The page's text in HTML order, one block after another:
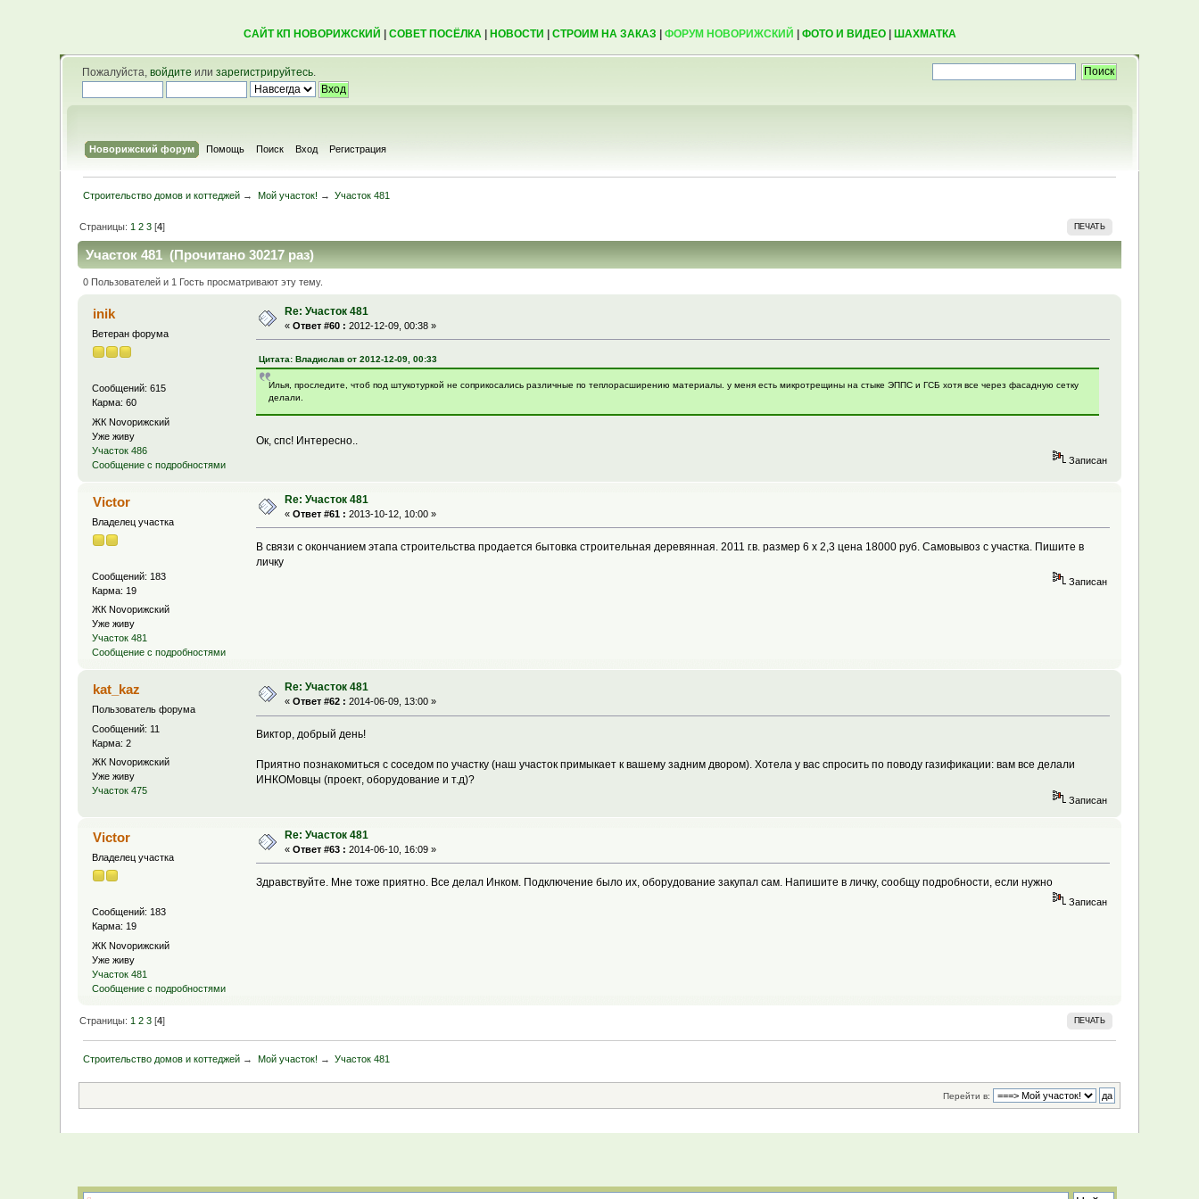
САЙТ КП НОВОРИЖСКИЙ СОВЕТ ПОСЁЛКА| НОВОСТИ СТРОИМ НА ЗАКАЗ ФОРУМ НОВОРИЖСКИЙ ФОТО И ВИДЕО| ШАХМАТКА
Пожалуйста,войдите илизарегистрируйтесь.
Новорижский форум Помощь Поиск Вход Регистрация
Строительство домов и коттеджей → Мой участок! → Участок 481
ПЕЧАТЬ
Страницы:1 2 3 [4]
Участок 481 (Прочитано 30217 раз)
0 Пользователей и 1 Гость просматривают эту тему.
inik
Ветеран форума
Сообщений: 615
Карма: 60
ЖК Novoрижский
Уже живу
Участок 486
Сообщение с подробностями
Re: Участок 481
«Ответ #60 : 2012-12-09, 00:38 »
Цитата: Владислав от 2012-12-09, 00:33
Илья, проследите, чтоб под штукотуркой не соприкосались различные по теплорасширению материалы. у меня есть микротрещины на стыке ЭППС и ГСБ хотя все через фасадную сетку
делали.
Ок, спс! Интересно..
Записан
Victor
Владелец участка
Сообщений: 183
Карма: 19
ЖК Novoрижский
Уже живу
Участок 481
Сообщение с подробностями
Re: Участок 481
«Ответ #61 : 2013-10-12, 10:00 »
В связи с окончанием этапа строительства продается бытовка строительная деревянная. 2011 г.в. размер 6 х 2,3 цена 18000 руб. Самовывоз с участка. Пишите в
личку
Записан
kat_kaz
Пользователь форума
Сообщений: 11
Карма: 2
ЖК Novoрижский
Уже живу
Участок 475
Re: Участок 481
«Ответ #62 : 2014-06-09, 13:00 »
Виктор, добрый день!
Приятно познакомиться с соседом по участку (наш участок примыкает к вашему задним двором). Хотела у вас спросить по поводу газификации: вам все делали
ИНКОМовцы (проект, оборудование и т.д)?
Записан
Victor
Владелец участка
Сообщений: 183
Карма: 19
ЖК Novoрижский
Уже живу
Участок 481
Сообщение с подробностями
Re: Участок 481
«Ответ #63 : 2014-06-10, 16:09 »
Здравствуйте. Мне тоже приятно. Все делал Инком. Подключение было их, оборудование закупал сам. Напишите в личку, сообщу подробности, если нужно
Записан
ПЕЧАТЬ
Страницы:1 2 3 [4]
Строительство домов и коттеджей → Мой участок! → Участок 481
Перейти в: